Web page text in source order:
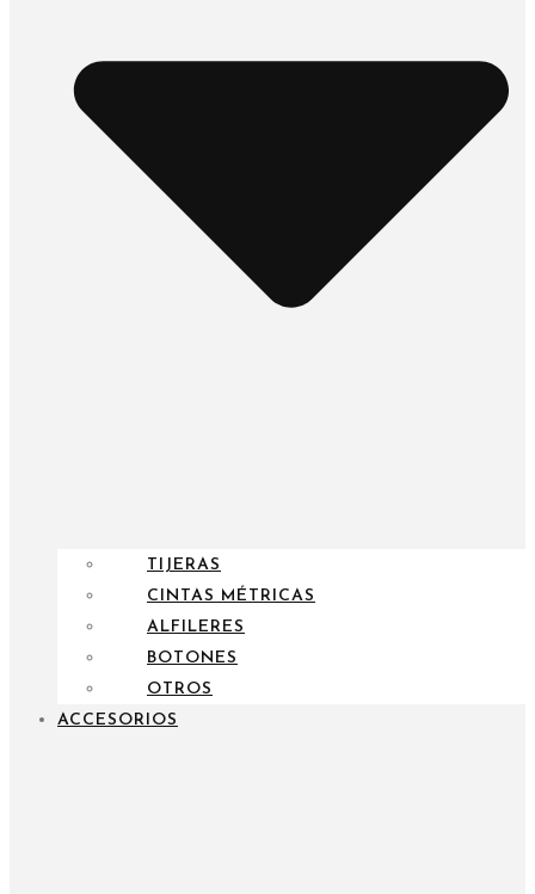
TIJERAS
CINTAS MÉTRICAS
ALFILERES
BOTONES
OTROS
ACCESORIOS